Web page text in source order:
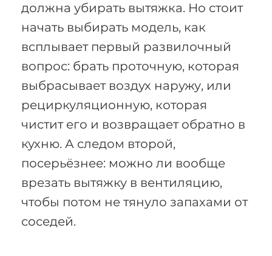
должна убирать вытяжка. Но стоит
начать выбирать модель, как
всплывает первый развилочный
вопрос: брать проточную, которая
выбрасывает воздух наружу, или
рециркуляционную, которая
чистит его и возвращает обратно в
кухню. А следом второй,
посерьёзнее: можно ли вообще
врезать вытяжку в вентиляцию,
чтобы потом не тянуло запахами от
соседей.